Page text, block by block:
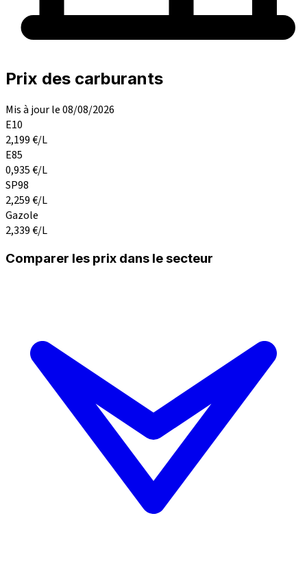
Prix des carburants
Mis à jour le 08/08/2026
E10
2,199€/L
E85
0,935€/L
SP98
2,259€/L
Gazole
2,339€/L
Comparer les prix dans le secteur